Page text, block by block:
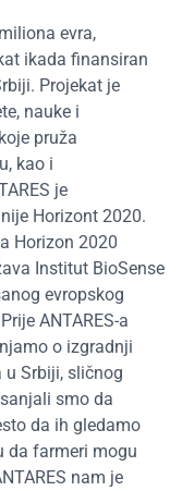
evra,
ikada finansiran
Projekat je
nauke i
pruža
kao i
je
Horizont 2020.
Horizon 2020
Institut BioSense
evropskog
ANTARES-a
o izgradnji
Srbiji, sličnog
smo da
da ih gledamo
da farmeri mogu
nam je